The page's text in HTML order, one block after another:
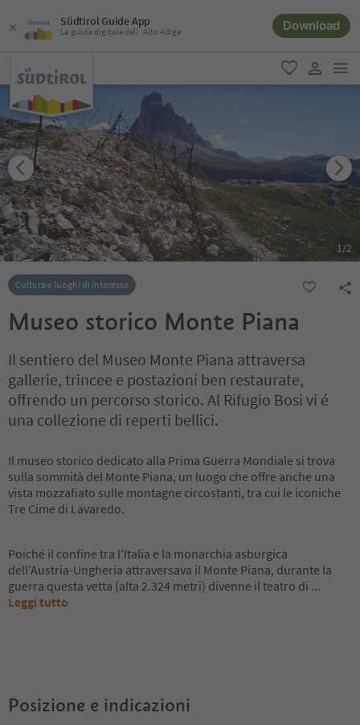
Südtirol Guide App
La guida digitale dell´Alto Adige Download
favoriti
user link
1/2
Cultura e luoghi di interesse
Museo storico Monte Piana
Il sentiero del Museo Monte Piana attraversa
gallerie, trincee e postazioni ben restaurate,
offrendo un percorso storico. Al Rifugio Bosi vi é
una collezione di reperti bellici.
Il museo storico dedicato alla Prima Guerra Mondiale si trova
sulla sommità del Monte Piana, un luogo che offre anche una
vista mozzafiato sulle montagne circostanti, tra cui le iconiche
Tre Cime di Lavaredo.
Poiché il confine tra l’Italia e la monarchia asburgica
dell’Austria-Ungheria attraversava il Monte Piana, durante la
guerra questa vetta (alta 2.324 metri) divenne il teatro di ...
Leggi tutto
Posizione e indicazioni